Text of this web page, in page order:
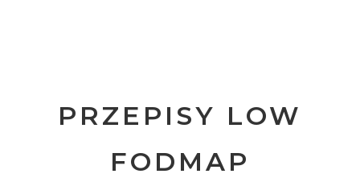
PRZEPISY LOW
FODMAP